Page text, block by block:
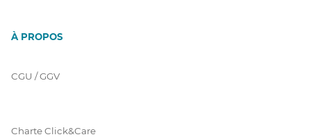
À PROPOS
CGU / GGV
Charte Click&Care